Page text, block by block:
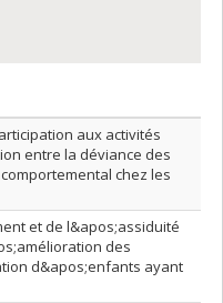
décroissant
aux activités
entre la déviance des
chez les
et de l&apos;assiduité
des
d&apos;enfants ayant